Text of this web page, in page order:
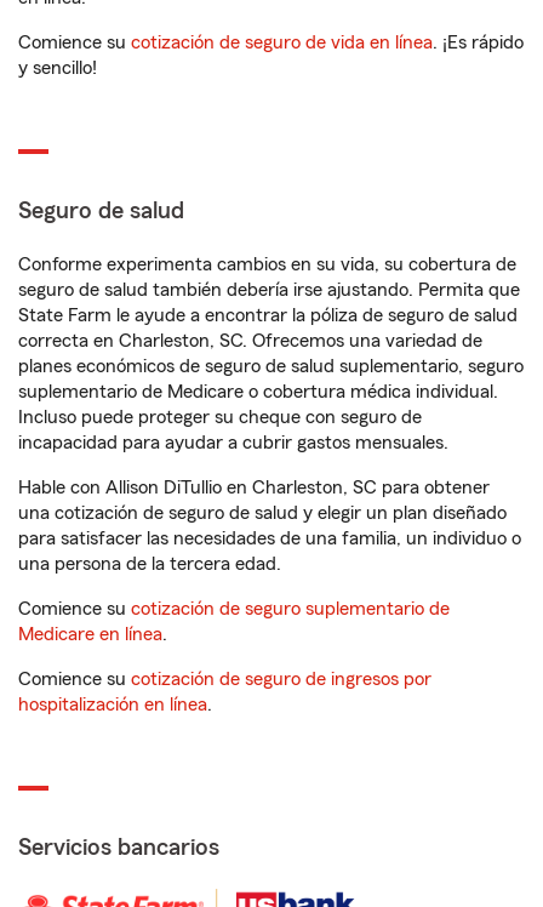
Comience su cotización de seguro de vida en línea. ¡Es rápido
y sencillo!
Seguro de salud
Conforme experimenta cambios en su vida, su cobertura de
seguro de salud también debería irse ajustando. Permita que
State Farm le ayude a encontrar la póliza de seguro de salud
correcta en Charleston, SC. Ofrecemos una variedad de
planes económicos de seguro de salud suplementario, seguro
suplementario de Medicare o cobertura médica individual.
Incluso puede proteger su cheque con seguro de
incapacidad para ayudar a cubrir gastos mensuales.
Hable con Allison DiTullio en Charleston, SC para obtener
una cotización de seguro de salud y elegir un plan diseñado
para satisfacer las necesidades de una familia, un individuo o
una persona de la tercera edad.
Comience su cotización de seguro suplementario de
Medicare en línea.
Comience su cotización de seguro de ingresos por
hospitalización en línea.
Servicios bancarios